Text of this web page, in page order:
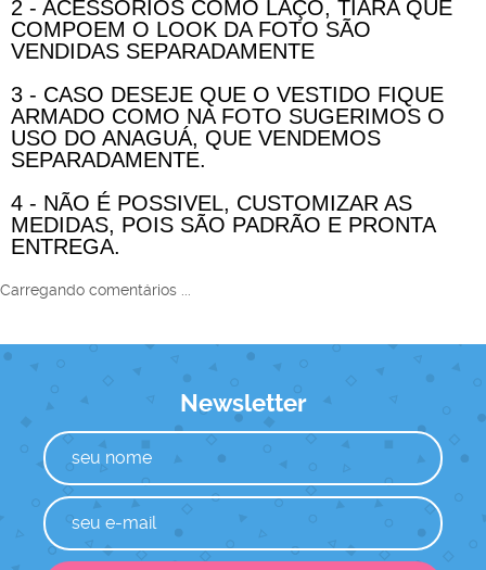
2 - ACESSÓRIOS COMO LAÇO, TIARA QUE
COMPOEM O LOOK DA FOTO SÃO
VENDIDAS SEPARADAMENTE
3 - CASO DESEJE QUE O VESTIDO FIQUE
ARMADO COMO NA FOTO SUGERIMOS O
USO DO ANAGUÁ, QUE VENDEMOS
SEPARADAMENTE.
4 - NÃO É POSSIVEL, CUSTOMIZAR AS
MEDIDAS, POIS SÃO PADRÃO E PRONTA
ENTREGA.
Carregando comentários ...
Newsletter